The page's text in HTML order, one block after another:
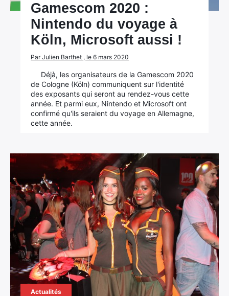
Gamescom 2020 :
Nintendo du voyage à
Köln, Microsoft aussi !
Par Julien Barthet , le 6 mars 2020
Déjà, les organisateurs de la Gamescom 2020
de Cologne (Köln) communiquent sur l'identité
des exposants qui seront au rendez-vous cette
année. Et parmi eux, Nintendo et Microsoft ont
confirmé qu'ils seraient du voyage en Allemagne,
cette année.
Actualités